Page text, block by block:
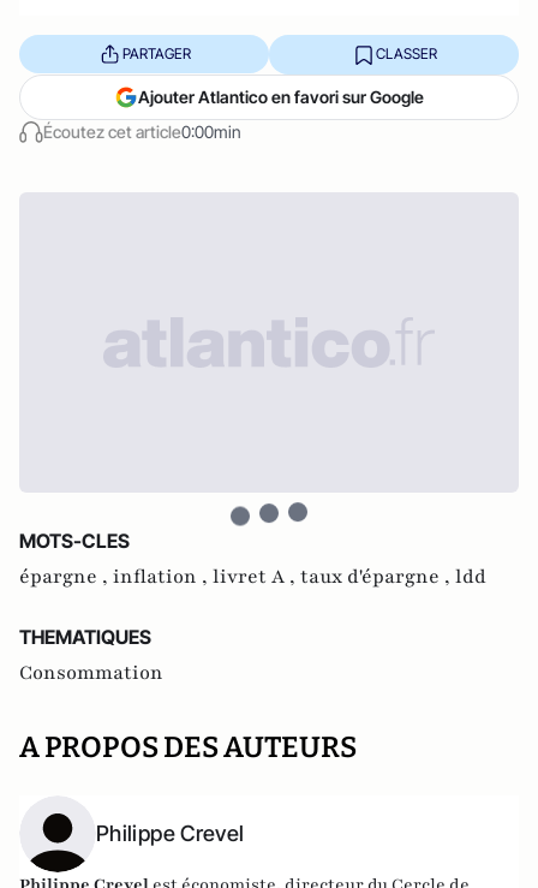
Écoutez cet article0:00min
PARTAGER CLASSER
Ajouter Atlantico en favori sur Google
MOTS-CLES
épargne , inflation , livret A , taux d'épargne , ldd
THEMATIQUES
Consommation
A PROPOS DES AUTEURS
Philippe Crevel